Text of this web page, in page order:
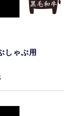
しゃぶ用